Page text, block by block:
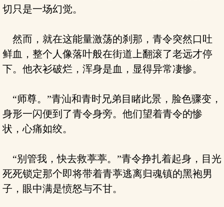
切只是一场幻觉。
然而，就在这能量激荡的刹那，青令突然口吐
鲜血，整个人像落叶般在街道上翻滚了老远才停
下。他衣衫破烂，浑身是血，显得异常凄惨。
“师尊。”青汕和青时兄弟目睹此景，脸色骤变，
身形一闪便到了青令身旁。他们望着青令的惨
状，心痛如绞。
“别管我，快去救葶葶。”青令挣扎着起身，目光
死死锁定那个即将带着青葶逃离归魂镇的黑袍男
子，眼中满是愤怒与不甘。